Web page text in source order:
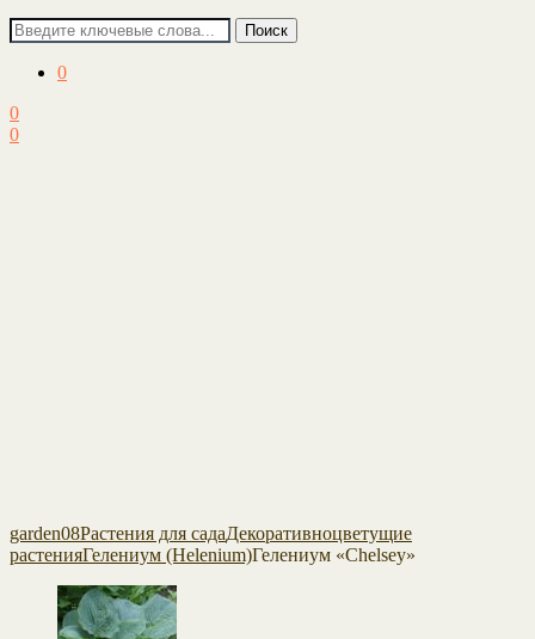
Поиск
0
0
0
garden08Растения для садаДекоративноцветущие
растенияГелениум (Helenium)Гелениум «Chelsey»